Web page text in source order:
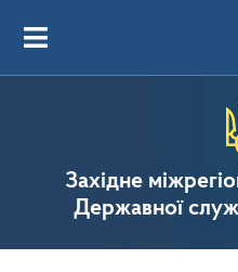
Західне
Державної